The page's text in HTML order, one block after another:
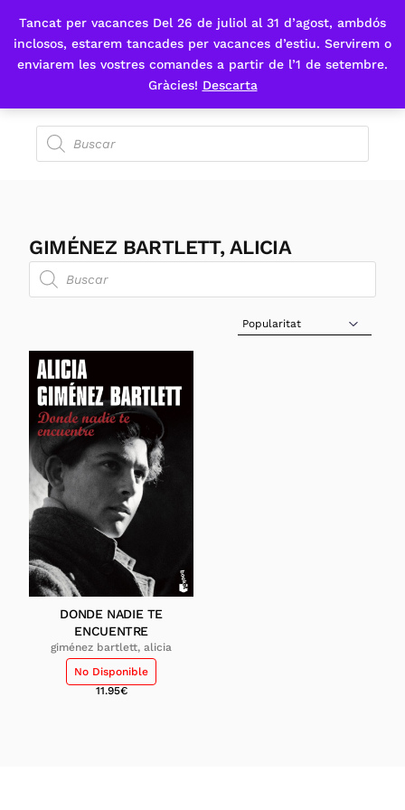
Tancat per vacances Del 26 de juliol al 31 d’agost, ambdós
inclosos, estarem tancades per vacances d’estiu. Servirem o
enviarem les vostres comandes a partir de l’1 de setembre.
Gràcies! Descarta
Fes-te'n sòcia
GIMÉNEZ BARTLETT, ALICIA
Sort Products
DONDE NADIE TE
ENCUENTRE
giménez bartlett, alicia
No Disponible
11.95€